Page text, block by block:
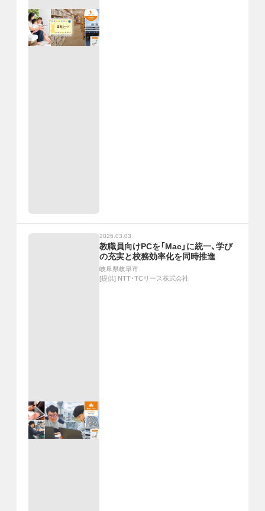
2026.03.03
教職員向けPCを「Mac」に統一、学び
の充実と校務効率化を同時推進
岐阜県岐阜市
[提供] NTT・TCリース株式会社